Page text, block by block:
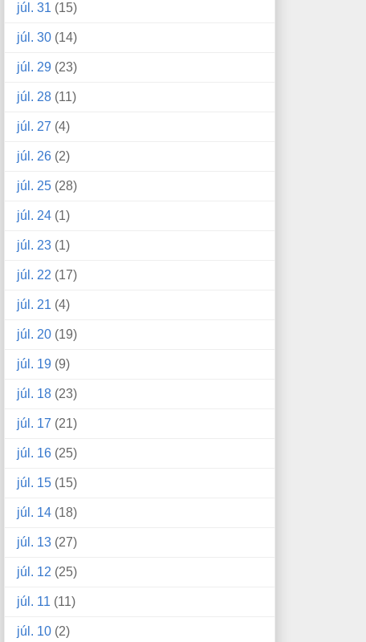
júl. 31 (15)
júl. 30 (14)
júl. 29 (23)
júl. 28 (11)
júl. 27 (4)
júl. 26 (2)
júl. 25 (28)
júl. 24 (1)
júl. 23 (1)
júl. 22 (17)
júl. 21 (4)
júl. 20 (19)
júl. 19 (9)
júl. 18 (23)
júl. 17 (21)
júl. 16 (25)
júl. 15 (15)
júl. 14 (18)
júl. 13 (27)
júl. 12 (25)
júl. 11 (11)
júl. 10 (2)